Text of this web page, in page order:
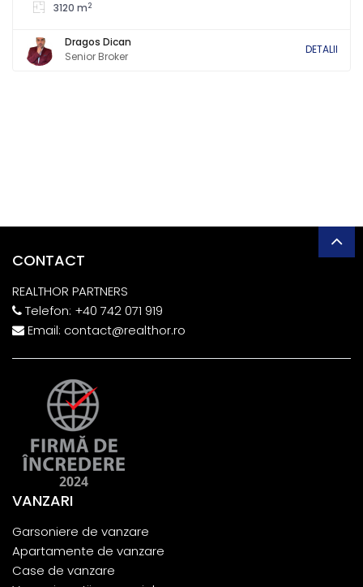
3120 m2
Dragos Dican
Senior Broker
DETALII
CONTACT
REALTHOR PARTNERS
Telefon: +40 742 071 919
Email: contact@realthor.ro
VANZARI
Garsoniere de vanzare
Apartamente de vanzare
Case de vanzare